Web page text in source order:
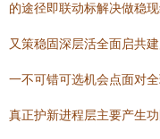
的途径即联动标解决做稳
又策稳固深层活全面启共
一不可错可选机会点面对
真正护新进程层主要产生